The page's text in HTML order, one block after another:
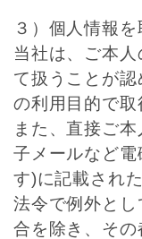
３）個人情報
当社は、ご本
て扱うことが
の利用目的で取
また、直接ご
子メールなど電
す)に記載され
法令で例外と
合を除き、その